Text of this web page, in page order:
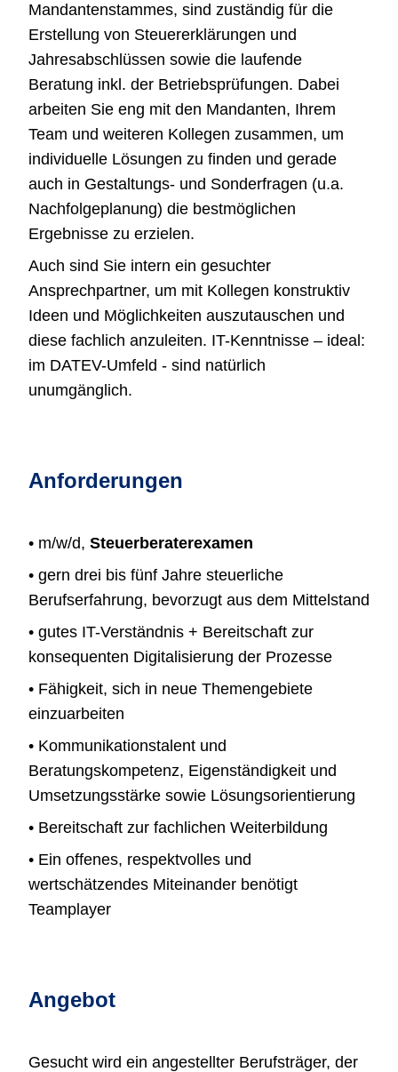
Mandantenstammes, sind zuständig für die
Erstellung von Steuererklärungen und
Jahresabschlüssen sowie die laufende
Beratung inkl. der Betriebsprüfungen. Dabei
arbeiten Sie eng mit den Mandanten, Ihrem
Team und weiteren Kollegen zusammen, um
individuelle Lösungen zu finden und gerade
auch in Gestaltungs- und Sonderfragen (u.a.
Nachfolgeplanung) die bestmöglichen
Ergebnisse zu erzielen.
Auch sind Sie intern ein gesuchter
Ansprechpartner, um mit Kollegen konstruktiv
Ideen und Möglichkeiten auszutauschen und
diese fachlich anzuleiten. IT-Kenntnisse – ideal:
im DATEV-Umfeld - sind natürlich
unumgänglich.
Anforderungen
• m/w/d, Steuerberaterexamen
• gern drei bis fünf Jahre steuerliche
Berufserfahrung, bevorzugt aus dem Mittelstand
• gutes IT-Verständnis + Bereitschaft zur
konsequenten Digitalisierung der Prozesse
• Fähigkeit, sich in neue Themengebiete
einzuarbeiten
• Kommunikationstalent und
Beratungskompetenz, Eigenständigkeit und
Umsetzungsstärke sowie Lösungsorientierung
• Bereitschaft zur fachlichen Weiterbildung
• Ein offenes, respektvolles und
wertschätzendes Miteinander benötigt
Teamplayer
Angebot
Gesucht wird ein angestellter Berufsträger, der